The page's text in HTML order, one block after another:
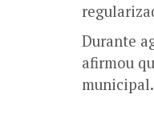
Durante
afirmou
municipal.